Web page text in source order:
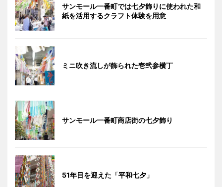
サンモール一番町では七夕飾りに使われた和
紙を活用するクラフト体験を用意
ミニ吹き流しが飾られた壱弐参横丁
サンモール一番町商店街の七夕飾り
51年目を迎えた「平和七夕」